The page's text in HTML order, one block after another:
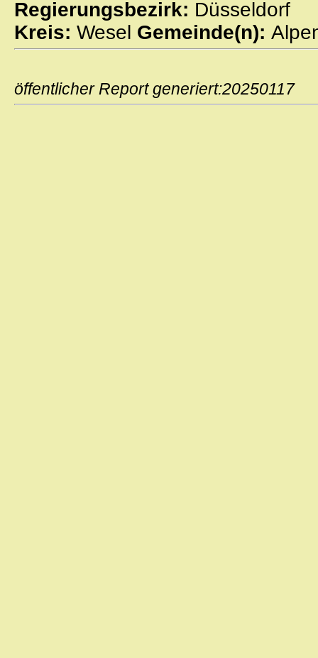
Regierungsbezirk: Düsseldorf
Kreis: Wesel Gemeinde(n):
öffentlicher Report